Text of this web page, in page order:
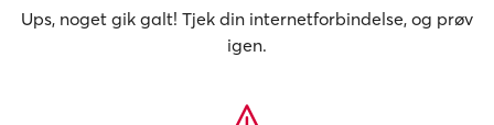
Ups, noget gik galt! Tjek din internetforbindelse, og prøv
igen.